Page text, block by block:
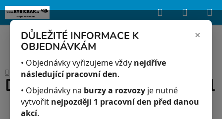
×
DŮLEŽITÉ INFORMACE K
OBJEDNÁVKÁM
• Objednávky vyřizujeme vždy nejdříve
následující pracovní den.
• Objednávky na burzy a rozvozy je nutné
vytvořit nejpozději 1 pracovní den před danou
akcí.
Upozorňujeme, že uvedená skladová dostupnost je orientační a může se
lišit podle aktuálních objednávek a prodeje v reálném čase.
obsah
Hledat
KOŠÍK
DomůAkvaristika / DAJANA Gold gran 100 ml
DAJANA Gold gran 100 ml